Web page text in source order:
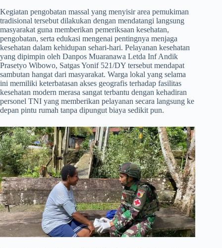
​Kegiatan pengobatan massal yang menyisir area pemukiman
tradisional tersebut dilakukan dengan mendatangi langsung
masyarakat guna memberikan pemeriksaan kesehatan,
pengobatan, serta edukasi mengenai pentingnya menjaga
kesehatan dalam kehidupan sehari-hari. Pelayanan kesehatan
yang dipimpin oleh Danpos Muaranawa Letda Inf Andik
Prasetyo Wibowo, Satgas Yonif 521/DY tersebut mendapat
sambutan hangat dari masyarakat. Warga lokal yang selama
ini memiliki keterbatasan akses geografis terhadap fasilitas
kesehatan modern merasa sangat terbantu dengan kehadiran
personel TNI yang memberikan pelayanan secara langsung ke
depan pintu rumah tanpa dipungut biaya sedikit pun.